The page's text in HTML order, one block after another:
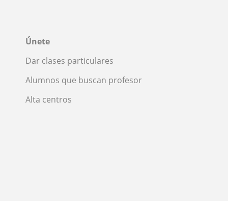
Únete
Dar clases particulares
Alumnos que buscan profesor
Alta centros